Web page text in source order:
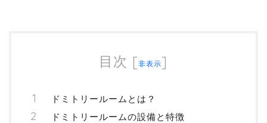
目次 [非表示]
ドミトリールームとは？
ドミトリールームの設備と特徴